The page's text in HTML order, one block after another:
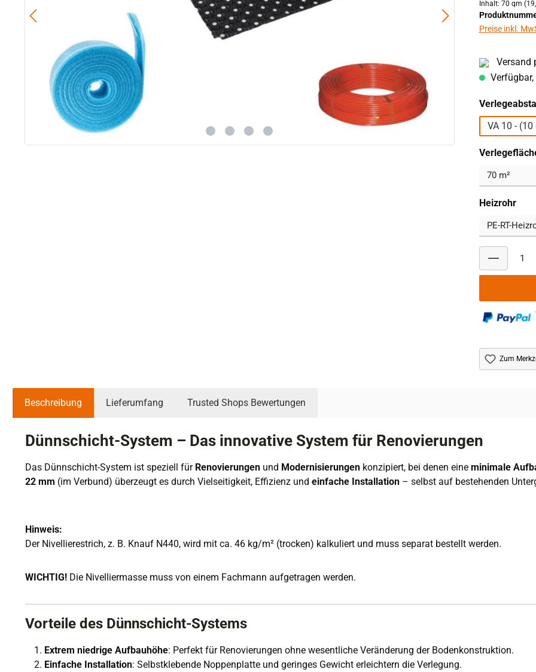
Inhalt: 70 qm
Preise inkl.
Versand
VA 10
Heizrohr
Zum
Beschreibung Lieferumfang Trusted Shops Bewertungen
Dünnschicht-System – Das innovative System für Renovierungen
Das Dünnschicht-System ist speziell für Renovierungen und Modernisierungen konzipiert, bei denen eine minimale
22 mm (im Verbund) überzeugt es durch Vielseitigkeit, Effizienz und einfache Installation – selbst auf bestehenden
Hinweis:
Der Nivellierestrich, z. B. Knauf N440, wird mit ca. 46 kg/m² (trocken) kalkuliert und muss separat bestellt werden.
WICHTIG! Die Nivelliermasse muss von einem Fachmann aufgetragen werden.
Vorteile des Dünnschicht-Systems
Extrem niedrige Aufbauhöhe: Perfekt für Renovierungen ohne wesentliche Veränderung der Bodenkonstruktion.
Einfache Installation: Selbstklebende Noppenplatte und geringes Gewicht erleichtern die Verlegung.